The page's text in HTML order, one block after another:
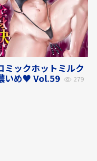
ミックホットミルク
いめ♥ Vol.59
279